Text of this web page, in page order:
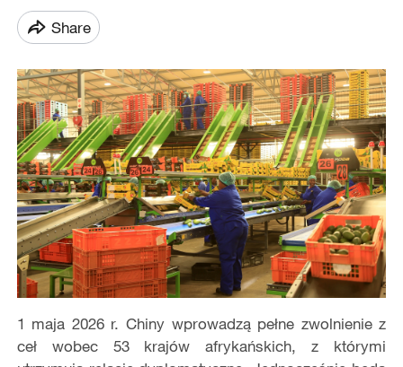
Share
1 maja 2026 r. Chiny wprowadzą pełne zwolnienie z
ceł wobec 53 krajów afrykańskich, z którymi